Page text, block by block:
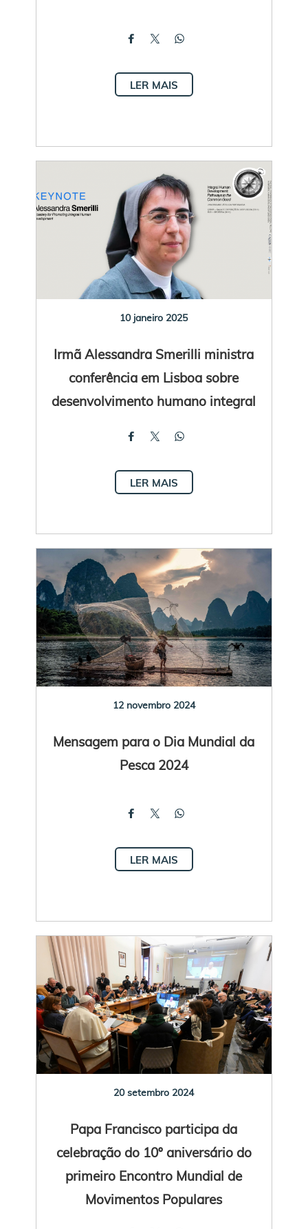
LER MAIS
10 janeiro 2025
Irmã Alessandra Smerilli ministra
conferência em Lisboa sobre
desenvolvimento humano integral
LER MAIS
12 novembro 2024
Mensagem para o Dia Mundial da
Pesca 2024
LER MAIS
20 setembro 2024
Papa Francisco participa da
celebração do 10º aniversário do
primeiro Encontro Mundial de
Movimentos Populares